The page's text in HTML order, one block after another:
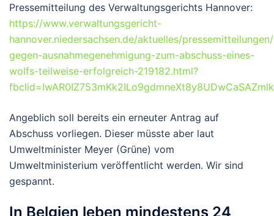
Pressemitteilung des Verwaltungsgerichts Hannover:
https://www.verwaltungsgericht-
hannover.niedersachsen.de/aktuelles/
gegen-ausnahmegenehmigung-zum-abschuss-eines-
wolfs-teilweise-erfolgreich-219182.html?
Angeblich soll bereits ein erneuter Antrag auf
Abschuss vorliegen. Dieser müsste aber laut
Umweltminister Meyer (Grüne) vom
Umweltministerium veröffentlicht werden. Wir sind
gespannt.
In Belgien leben mindestens 24